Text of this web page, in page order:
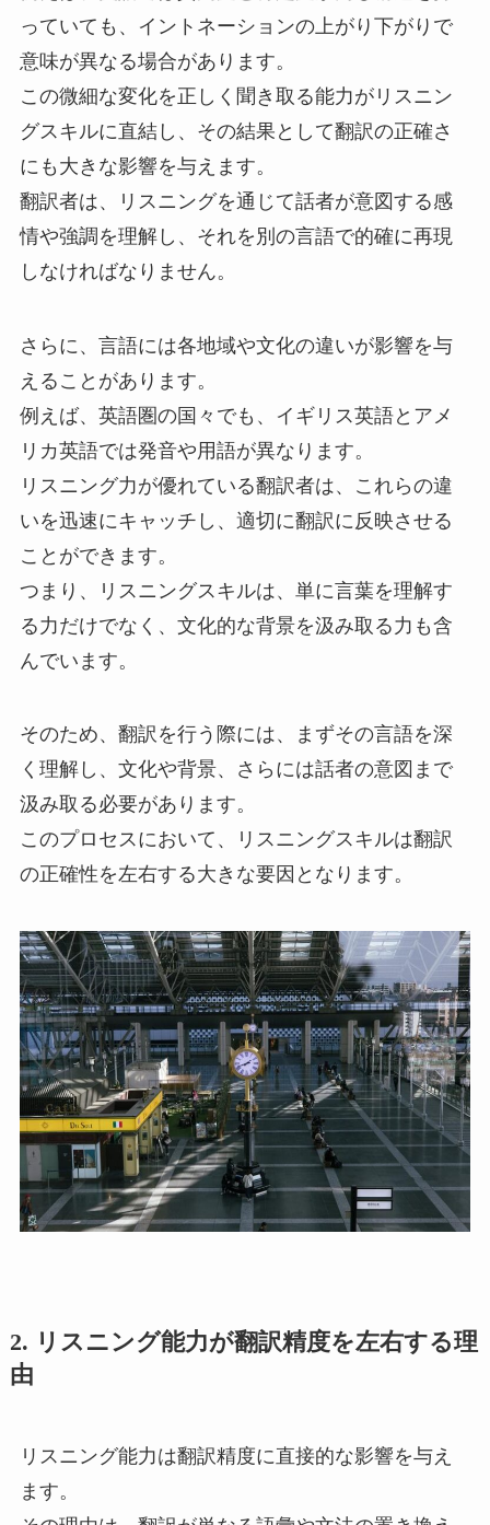
っていても、イントネーションの上がり下がりで
意味が異なる場合があります。
この微細な変化を正しく聞き取る能力がリスニン
グスキルに直結し、その結果として翻訳の正確さ
にも大きな影響を与えます。
翻訳者は、リスニングを通じて話者が意図する感
情や強調を理解し、それを別の言語で的確に再現
しなければなりません。
さらに、言語には各地域や文化の違いが影響を与
えることがあります。
例えば、英語圏の国々でも、イギリス英語とアメ
リカ英語では発音や用語が異なります。
リスニング力が優れている翻訳者は、これらの違
いを迅速にキャッチし、適切に翻訳に反映させる
ことができます。
つまり、リスニングスキルは、単に言葉を理解す
る力だけでなく、文化的な背景を汲み取る力も含
んでいます。
そのため、翻訳を行う際には、まずその言語を深
く理解し、文化や背景、さらには話者の意図まで
汲み取る必要があります。
このプロセスにおいて、リスニングスキルは翻訳
の正確性を左右する大きな要因となります。
2. リスニング能力が翻訳精度を左右する理
由
リスニング能力は翻訳精度に直接的な影響を与え
ます。